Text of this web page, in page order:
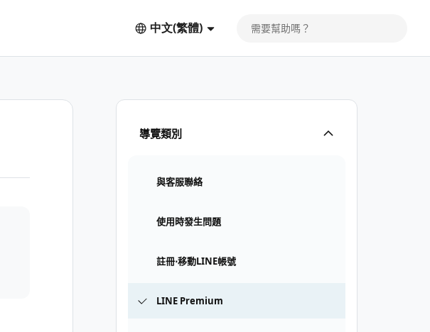
中文(繁體)
導覽類別
與客服聯絡
使用時發生問題
註冊⋅移動LINE帳號
LINE Premium